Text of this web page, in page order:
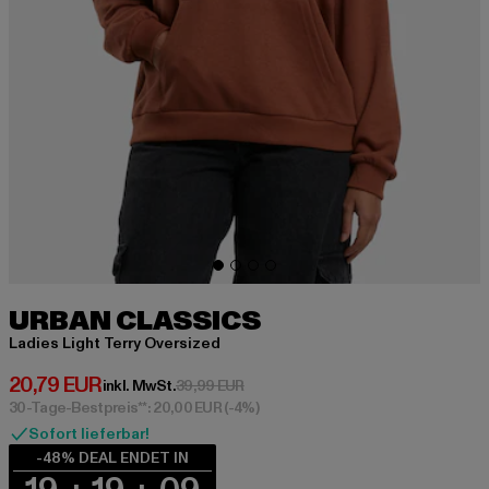
URBAN CLASSICS
Ladies Light Terry Oversized
20,79 EUR
Derzeitiger Preis: 20,79 EUR
inkl. MwSt.39,99 EURAktionspreis: 39,99 EUR
30-Tage-Bestpreis**: 20,00 EUR(-4%)
Sofort lieferbar!
-48% DEAL ENDET IN